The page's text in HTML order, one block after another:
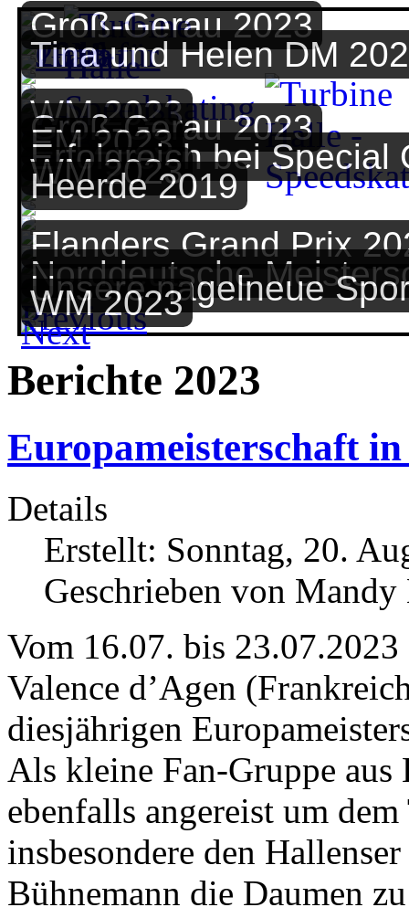
Groß-Gerau 2023
Tina und Helen DM
WM 2023
Groß-Gerau 2023
EM 2023
Erfolgreich bei Special
WM 2023
Heerde 2019
Flanders Grand Prix
Norddeutsche
Unsere nagelneue
WM 2023
Berichte 2023
Europameisterschaft
Details
Erstellt: Sonntag, 20.
Geschrieben von Mandy
Vom 16.07. bis
Valence d’Agen
diesjährigen
Als kleine Fan-Gruppe
ebenfalls angereist um
insbesondere den
Bühnemann die Daumen